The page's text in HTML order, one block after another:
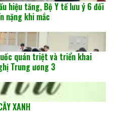
hiệu tăng, Bộ Y tế lưu ý 6 đối
nặng khi mắc
quán triệt và triển khai
Trung ương 3
XANH